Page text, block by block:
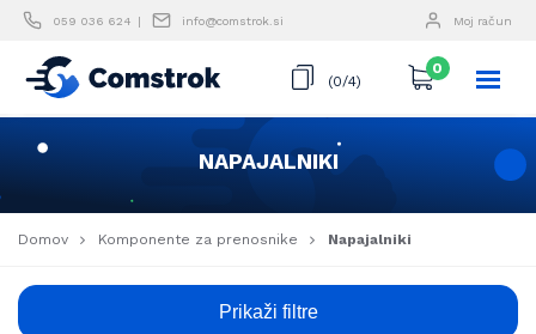
Skip
content
059 036 624 info@comstrok.si Moj račun
(0/4)
0
NAPAJALNIKI
Domov Komponente za prenosnike Napajalniki
Prikaži filtre